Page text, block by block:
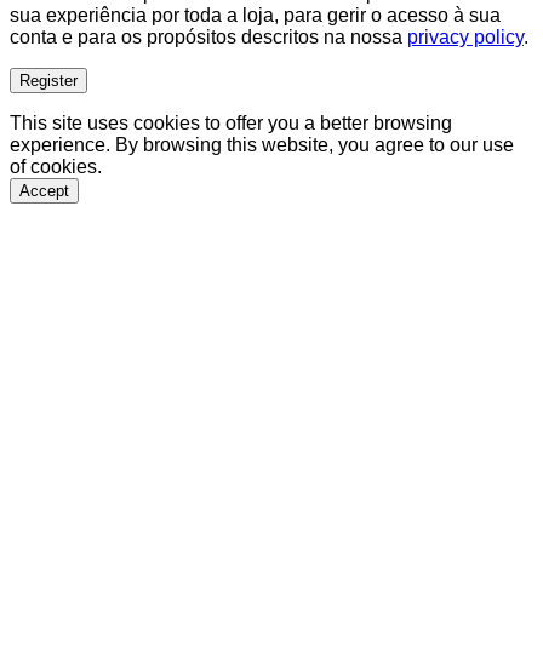
sua experiência por toda a loja, para gerir o acesso à sua
conta e para os propósitos descritos na nossa privacy policy.
Register
This site uses cookies to offer you a better browsing
experience. By browsing this website, you agree to our use
of cookies.
Accept